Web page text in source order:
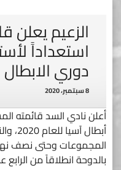
الزعيم يعلن
استعداداً
دوري الابطال
8 سبتمبر، 2020
أعلن نادي السد قائمته
المجموعات وحتى نصف
بالدوحة انطلاقاً من